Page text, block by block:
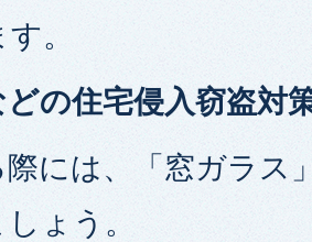
。
の住宅侵入窃盗対
際には、「窓ガラス
ょう。